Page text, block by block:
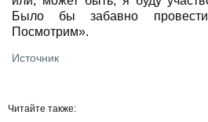
Было бы забавно
Посмотрим».
Источник
Читайте также: